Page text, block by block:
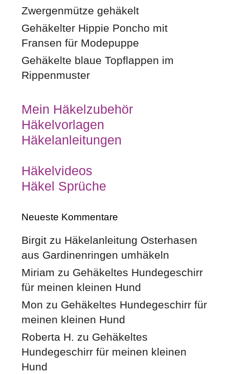
Zwergenmütze gehäkelt
Gehäkelter Hippie Poncho mit
Fransen für Modepuppe
Gehäkelte blaue Topflappen im
Rippenmuster
Mein Häkelzubehör
Häkelvorlagen
Häkelanleitungen
Häkelvideos
Häkel Sprüche
Neueste Kommentare
Birgit zu Häkelanleitung Osterhasen
aus Gardinenringen umhäkeln
Miriam zu Gehäkeltes Hundegeschirr
für meinen kleinen Hund
Mon zu Gehäkeltes Hundegeschirr für
meinen kleinen Hund
Roberta H. zu Gehäkeltes
Hundegeschirr für meinen kleinen
Hund